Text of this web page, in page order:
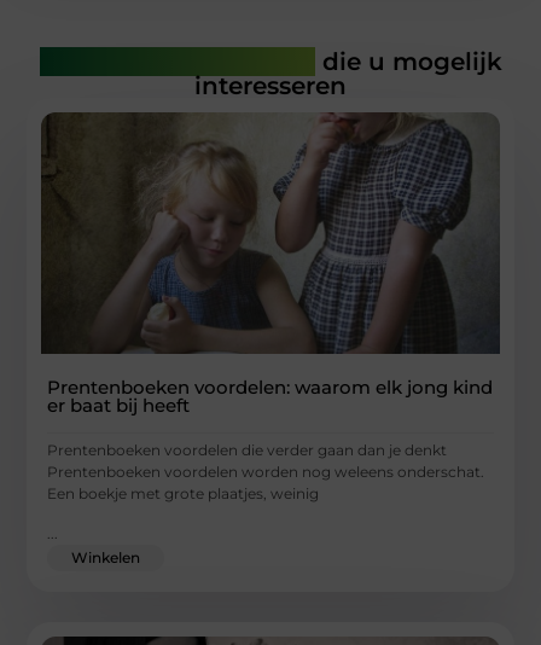
die u mogelijk
interesseren
Prentenboeken voordelen: waarom elk jong kind
er baat bij heeft
Prentenboeken voordelen die verder gaan dan je denkt
Prentenboeken voordelen worden nog weleens onderschat.
Een boekje met grote plaatjes, weinig
Winkelen